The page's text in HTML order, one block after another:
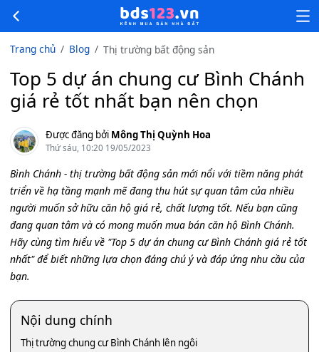
Trang chủ Blog Thị trường bất động sản
Top 5 dự án chung cư Bình Chánh
giá rẻ tốt nhất bạn nên chọn
Được đăng bởi Mông Thị Quỳnh Hoa
Thứ sáu, 10:20 19/05/2023
Bình Chánh - thị trường bất động sản mới nổi với tiềm năng phát
triển về hạ tầng mạnh mẽ đang thu hút sự quan tâm của nhiều
người muốn sở hữu căn hộ giá rẻ, chất lượng tốt. Nếu bạn cũng
đang quan tâm và có mong muốn mua bán căn hộ Bình Chánh.
Hãy cùng tìm hiểu về "Top 5 dự án chung cư Bình Chánh giá rẻ tốt
nhất" để biết những lựa chọn đáng chú ý và đáp ứng nhu cầu của
bạn.
Nội dung chính
Thị trường chung cư Bình Chánh lên ngôi